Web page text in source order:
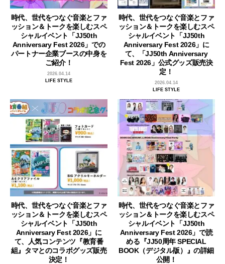
時代、世代をつなぐ音楽とファ
ッション＆トークを楽しむスペ
シャルイベント「JJ50th
Anniversary Fest 2026」での
パートナー企業ブースの中身を
ご紹介！
2026.04.14
LIFE STYLE
時代、世代をつなぐ音楽とファ
ッション＆トークを楽しむスペ
シャルイベント「JJ50th
Anniversary Fest 2026」に
て、「JJ50th Anniversary
Fest 2026」公式グッズ販売決
定！
2026.04.14
LIFE STYLE
時代、世代をつなぐ音楽とファ
ッション＆トークを楽しむスペ
シャルイベント「JJ50th
Anniversary Fest 2026」に
て、人気コンテンツ『教育番
組』タマとのコラボグッズ販売
決定！
時代、世代をつなぐ音楽とファ
ッション＆トークを楽しむスペ
シャルイベント「JJ50th
Anniversary Fest 2026」で読
める『JJ50周年 SPECIAL
BOOK（デジタル版）』の詳細
公開！